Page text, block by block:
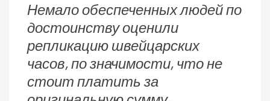
Немало обеспеченных людей по
достоинству оценили
репликацию швейцарских
часов, по значимости, что не
стоит платить за